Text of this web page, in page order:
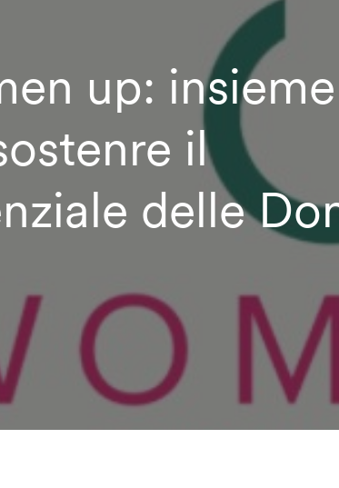
up: insieme
il
delle